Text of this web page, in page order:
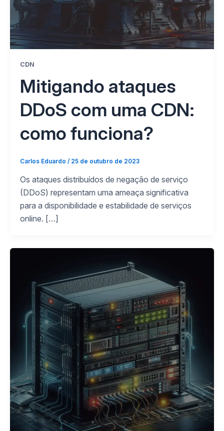
CDN
Mitigando ataques
DDoS com uma CDN:
como funciona?
Carlos Eduardo / 25 de outubro de 2023
Os ataques distribuídos de negação de serviço
(DDoS) representam uma ameaça significativa
para a disponibilidade e estabilidade de serviços
online. […]